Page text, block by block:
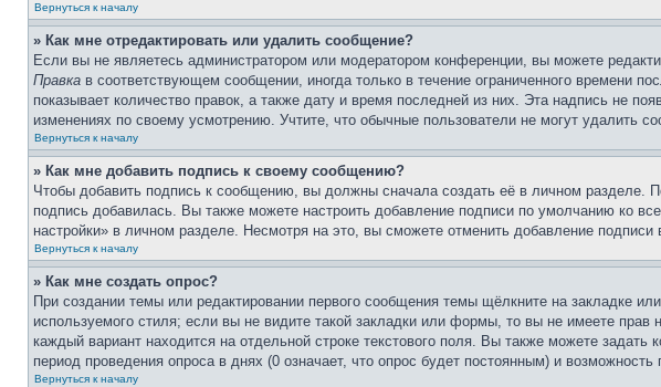
Вернуться к началу
» Как мне отредактировать или удалить сообщение?
Если вы не являетесь администратором или модератором конференции, вы можете
Правка в соответствующем сообщении, иногда только в течение ограниченного времени
показывает количество правок, а также дату и время последней из них. Эта надпись не
изменениях по своему усмотрению. Учтите, что обычные пользователи не могут удалить
Вернуться к началу
» Как мне добавить подпись к своему сообщению?
Чтобы добавить подпись к сообщению, вы должны сначала создать её в личном разделе.
подпись добавилась. Вы также можете настроить добавление подписи по умолчанию ко
настройки» в личном разделе. Несмотря на это, вы сможете отменить добавление
Вернуться к началу
» Как мне создать опрос?
При создании темы или редактировании первого сообщения темы щёлкните на закладке
используемого стиля; если вы не видите такой закладки или формы, то вы не имеете
каждый вариант находится на отдельной строке текстового поля. Вы также можете
период проведения опроса в днях (0 означает, что опрос будет постоянным) и
Вернуться к началу